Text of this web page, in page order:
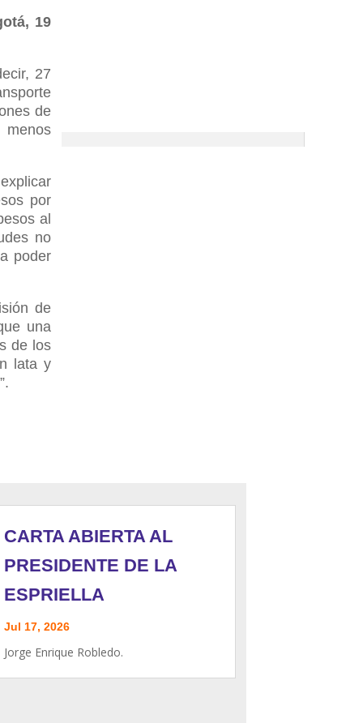
19
27
de
por
al
no
poder
de
una
de los
lata y
CARTA ABIERTA AL
PRESIDENTE DE LA
ESPRIELLA
Jul 17, 2026
Jorge Enrique Robledo.